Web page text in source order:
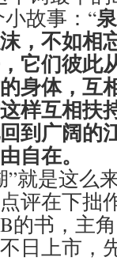
故事：“
，不如相
它们彼此
身体，互
样互相扶
到广阔的
自在。
就是这么
评在下拙
的书，主
日上市，